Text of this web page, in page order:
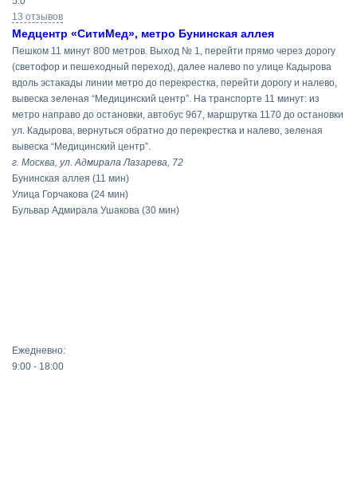
поиска
13 отзывов
Медцентр «СитиМед», метро Бунинская аллея
Пешком 11 минут 800 метров. Выход № 1, перейти прямо через дорогу
(светофор и пешеходный переход), далее налево по улице Кадырова
вдоль эстакады линии метро до перекрестка, перейти дорогу и налево,
вывеска зеленая “Медицинский центр”. На транспорте 11 минут: из
метро направо до остановки, автобус 967, маршрутка 1170 до остановки
ул. Кадырова, вернуться обратно до перекрестка и налево, зеленая
вывеска “Медицинский центр”.
г. Москва, ул. Адмирала Лазарева, 72
Бунинская аллея (11 мин)
Улица Горчакова (24 мин)
Бульвар Адмирала Ушакова (30 мин)
Ежедневно:
9:00 - 18:00